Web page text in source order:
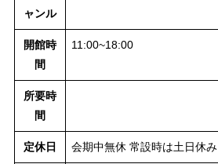
ャンル
開館時
間
11:00~18:00
所要時
間
定休日 会期中無休 常設時は土日休み